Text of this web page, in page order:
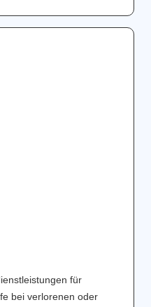
für
bei verlorenen oder